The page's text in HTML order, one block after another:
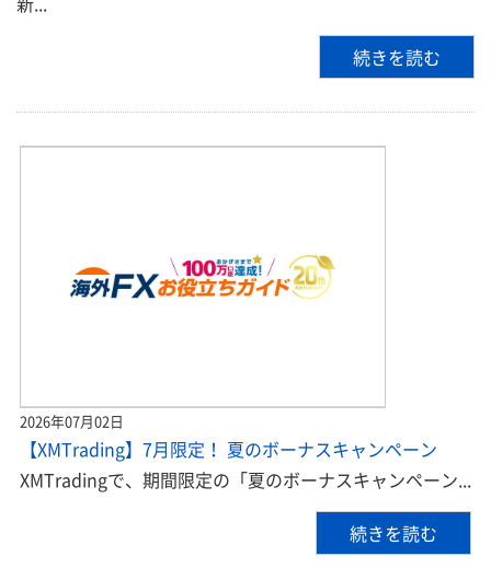
続きを読む
2026年07月02日
【XMTrading】7月限定！ 夏のボーナスキャンペーン
XMTradingで、期間限定の「夏のボーナスキャンペーン...
続きを読む